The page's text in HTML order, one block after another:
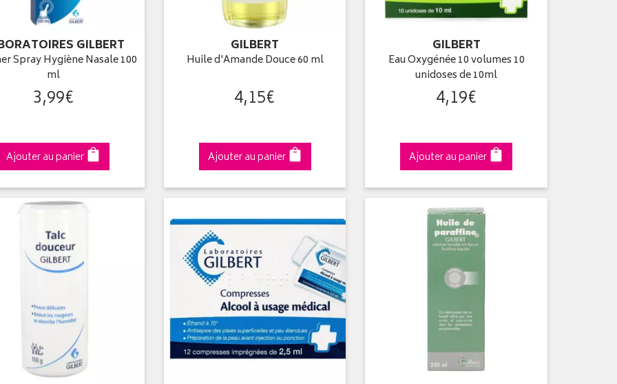
GILBERT
Spray Hygiène Nasale 100
ml
3,99€
Ajouter au panier
GILBERT
Huile d'Amande Douce 60 ml
4,15€
Ajouter au panier
GILBERT
Eau Oxygénée 10 volumes 10
unidoses de 10ml
4,19€
Ajouter au panier